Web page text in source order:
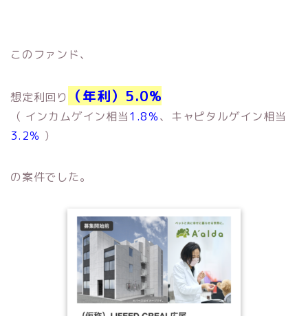
このファンド、
想定利回り （年利） 5.0%
（ インカムゲイン相当1.8％、キャピタルゲイン相当
3.2％ ）
の案件でした。